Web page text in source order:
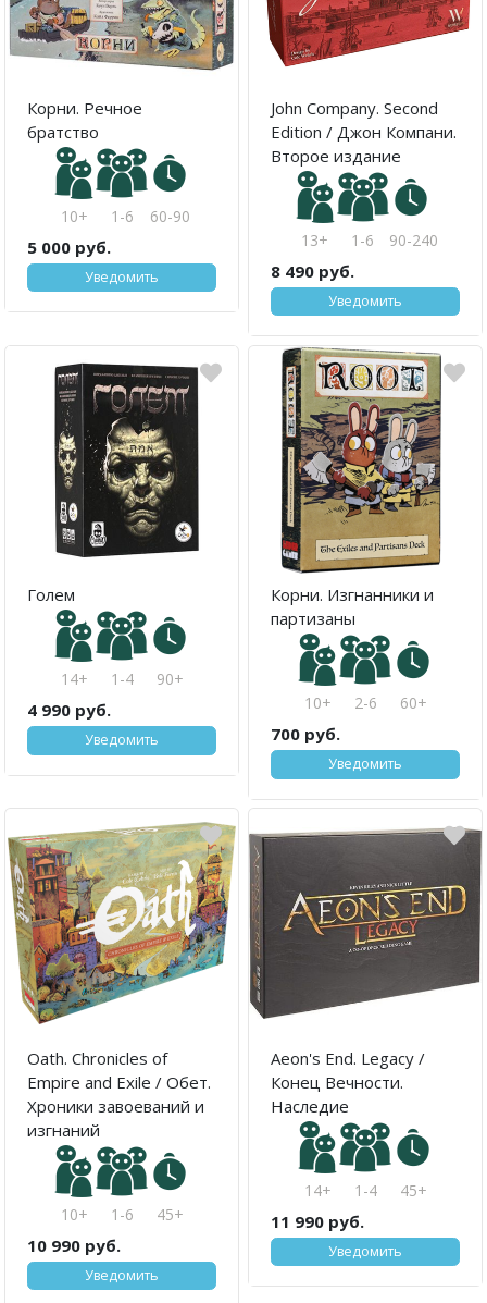
Корни. Речное
братство
10+ 1-6 60-90
5 000 руб.
Уведомить
John Company. Second
Edition / Джон Компани.
Второе издание
13+ 1-6 90-240
8 490 руб.
Уведомить
Голем
14+ 1-4 90+
4 990 руб.
Уведомить
Корни. Изгнанники и
партизаны
10+ 2-6 60+
700 руб.
Уведомить
Oath. Chronicles of
Empire and Exile / Обет.
Хроники завоеваний и
изгнаний
10+ 1-6 45+
10 990 руб.
Уведомить
Aeon's End. Legacy /
Конец Вечности.
Наследие
14+ 1-4 45+
11 990 руб.
Уведомить